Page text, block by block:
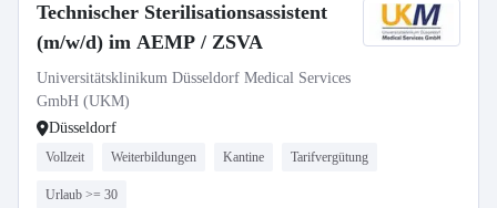
Technischer Sterilisationsassistent
(m/w/d) im AEMP / ZSVA
Universitätsklinikum Düsseldorf Medical Services
GmbH (UKM)
Düsseldorf
Vollzeit Weiterbildungen Kantine Tarifvergütung
Urlaub >= 30